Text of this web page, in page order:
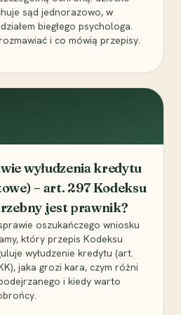
sąd jednorazowo, w
biegłego psychologa.
i co mówią przepisy.
wyłudzenia kredytu
– art. 297 Kodeksu
jest prawnik?
oszukańczego wniosku
który przepis Kodeksu
wyłudzenie kredytu (art.
jaka grozi kara, czym różni
i kiedy warto